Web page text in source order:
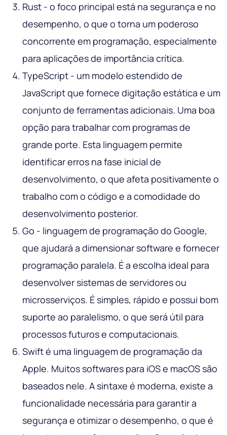
Rust - o foco principal está na segurança e no
desempenho, o que o torna um poderoso
concorrente em programação, especialmente
para aplicações de importância crítica.
TypeScript - um modelo estendido de
JavaScript que fornece digitação estática e um
conjunto de ferramentas adicionais. Uma boa
opção para trabalhar com programas de
grande porte. Esta linguagem permite
identificar erros na fase inicial de
desenvolvimento, o que afeta positivamente o
trabalho com o código e a comodidade do
desenvolvimento posterior.
Go - linguagem de programação do Google,
que ajudará a dimensionar software e fornecer
programação paralela. É a escolha ideal para
desenvolver sistemas de servidores ou
microsserviços. É simples, rápido e possui bom
suporte ao paralelismo, o que será útil para
processos futuros e computacionais.
Swift é uma linguagem de programação da
Apple. Muitos softwares para iOS e macOS são
baseados nele. A sintaxe é moderna, existe a
funcionalidade necessária para garantir a
segurança e otimizar o desempenho, o que é